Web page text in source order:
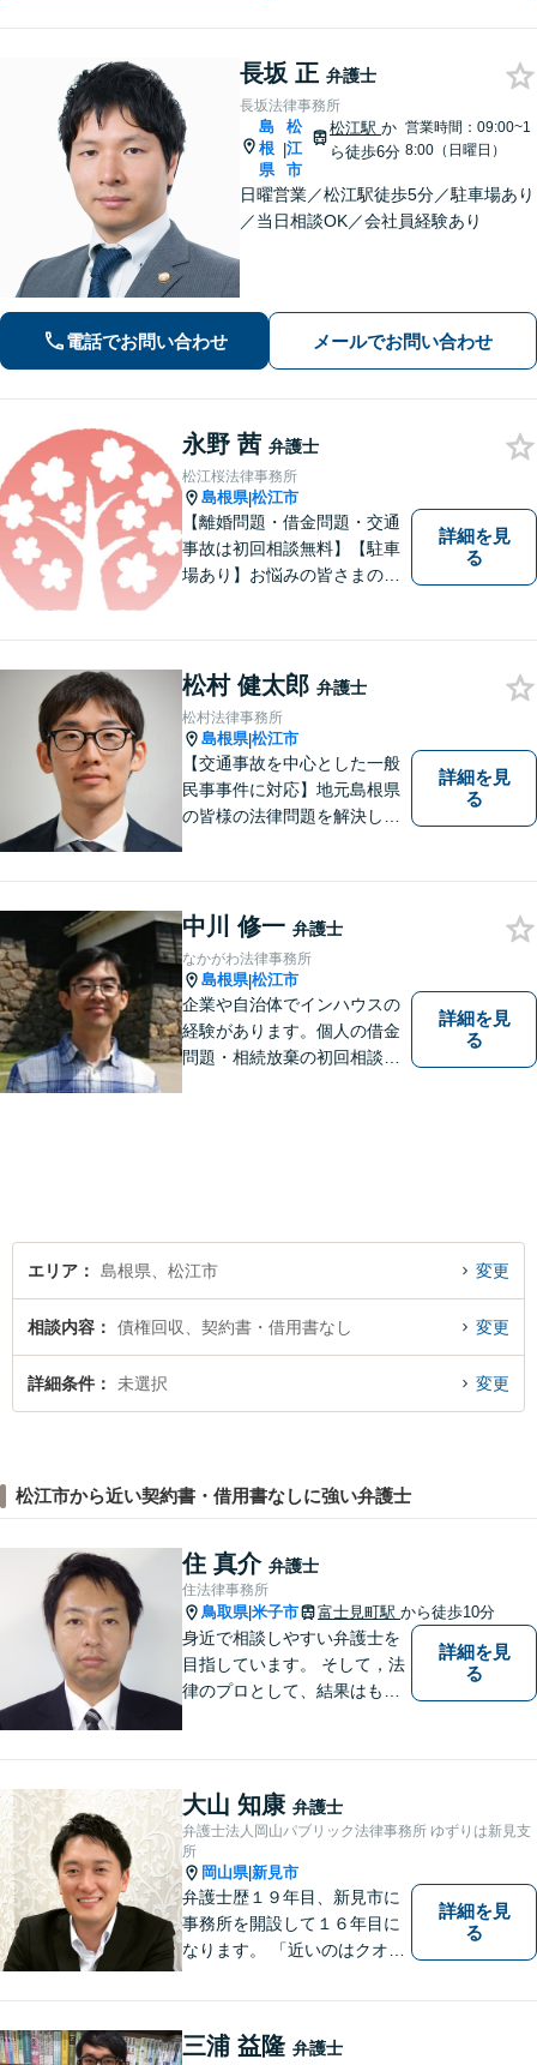
長坂 正 弁護士
長坂法律事務所
島
根
県
|
松
江
市
松江駅 か
ら徒歩6分
営業時間：09:00~1
8:00（日曜日）
日曜営業／松江駅徒歩5分／駐車場あり
／当日相談OK／会社員経験あり
電話でお問い合わせ メールでお問い合わせ
永野 茜 弁護士
松江桜法律事務所
島根県|松江市
【離婚問題・借金問題・交通
事故は初回相談無料】【駐車
場あり】お悩みの皆さまの気
説明で適切かつ迅速な解決を
目指します。
詳細を見
る
松村 健太郎 弁護士
松村法律事務所
島根県|松江市
【交通事故を中心とした一般
民事事件に対応】地元島根県
の皆様の法律問題を解決し、
ひとりの心に寄り添ったサポ
ートを心がけております。ま
ずはお気軽にご相談くださ
い。
詳細を見
る
中川 修一 弁護士
なかがわ法律事務所
島根県|松江市
企業や自治体でインハウスの
経験があります。個人の借金
問題・相続放棄の初回相談
詳細を見
る
エリア 島根県、松江市 変更
相談内容 債権回収、契約書・借用書なし 変更
詳細条件 未選択 変更
松江市から近い契約書・借用書なしに強い弁護士
住 真介 弁護士
住法律事務所
鳥取県|米子市 富士見町駅 から徒歩10分
身近で相談しやすい弁護士を
目指しています。 そして，法
律のプロとして、結果はもち
依頼者様の心を理解し，寄り
添いながら問題い解決のサポ
ートを心がけています。
詳細を見
る
大山 知康 弁護士
弁護士法人岡山パブリック法律事務所 ゆずりは新見支
所
岡山県|新見市
弁護士歴１９年目、新見市に
事務所を開設して１６年目に
なります。 「近いのはクオリ
皆さまに距離的にも精神的に
も「近い」法律事務所となれ
るよう職員一同頑張っていま
詳細を見
る
三浦 益隆 弁護士